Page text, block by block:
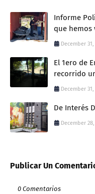
Informe
que hemos
December 31,
El 1ero de
recorrido
December 31,
De Interés
December
Publicar Un
0 Comentarios